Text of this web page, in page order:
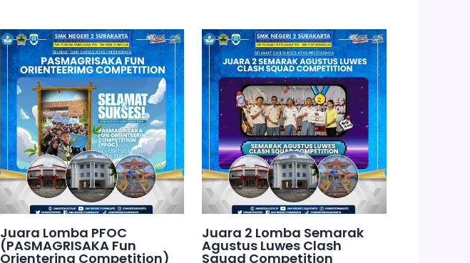
Juara Lomba PFOC
(PASMAGRISAKA Fun
Orientering Competition)
Juara 2 Lomba Semarak
Agustus Luwes Clash
Squad Competition